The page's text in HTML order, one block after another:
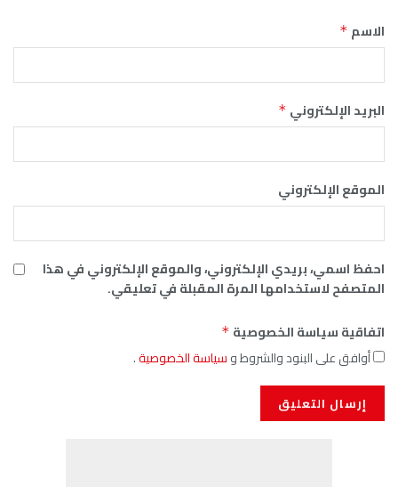
الاسم *
البريد الإلكتروني *
الموقع الإلكتروني
احفظ اسمي، بريدي الإلكتروني، والموقع الإلكتروني في هذا
المتصفح لاستخدامها المرة المقبلة في تعليقي.
اتفاقية سياسة الخصوصية *
أوافق على البنود والشروط وسياسة الخصوصية.